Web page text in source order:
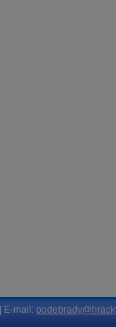
| E-mail: